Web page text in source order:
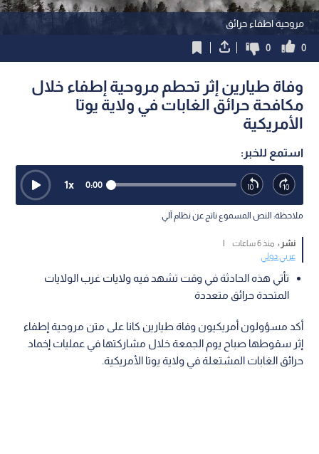
مروحية اطفاء حرائق
0
0
وفاة طيارين إثر تحطم مروحية إطفاء خلال
مكافحة حرائق الغابات في ولاية يوتا
الأمريكية
استمع للخبر:
0:00
1x
ملاحظة: النص المسموع ناتج عن نظام آلي
نشر : منذ 6 ساعات
عربي دولي
تأتي هذه الحادثة في وقت تشهد فيه ولايات غرب الولايات
المتحدة حرائق متعددة
أكد مسؤولون أمريكيون وفاة طيارين كانا على متن مروحية إطفاء
إثر سقوطها صباح يوم الجمعة خلال مشاركتها في عمليات إخماد
حرائق الغابات المشتعلة في ولاية يوتا الأمريكية.